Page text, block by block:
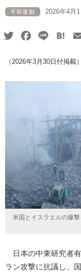
平和運動 2026年4月1
TwitterFacebook
Line
（2026年3月30日付掲載）
米国とイスラエルの爆
日本の中東研究者
ラン攻撃に抗議し、